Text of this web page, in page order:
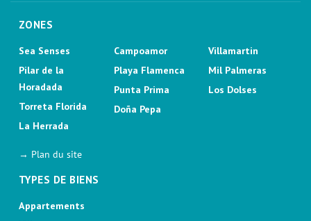
ZONES
Sea Senses
Pilar de la
Horadada
Torreta Florida
La Herrada
Campoamor
Playa Flamenca
Punta Prima
Doña Pepa
Villamartin
Mil Palmeras
Los Dolses
→ Plan du site
TYPES DE BIENS
Appartements